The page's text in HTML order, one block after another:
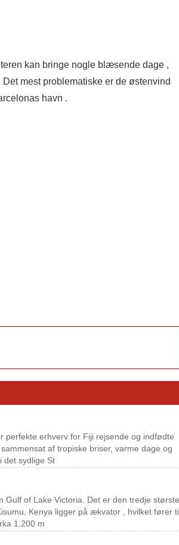
kan bringe nogle blæsende dage ,
mest problematiske er de østenvind
havn .
perfekte erhverv for Fiji rejsende og indfødte
af tropiske briser, varme dage og
det sydlige St
Gulf of Lake Victoria. Det er den tredje største
Kenya ligger på ækvator , hvilket fører
1.200 m